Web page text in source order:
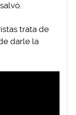
trata de
darle la